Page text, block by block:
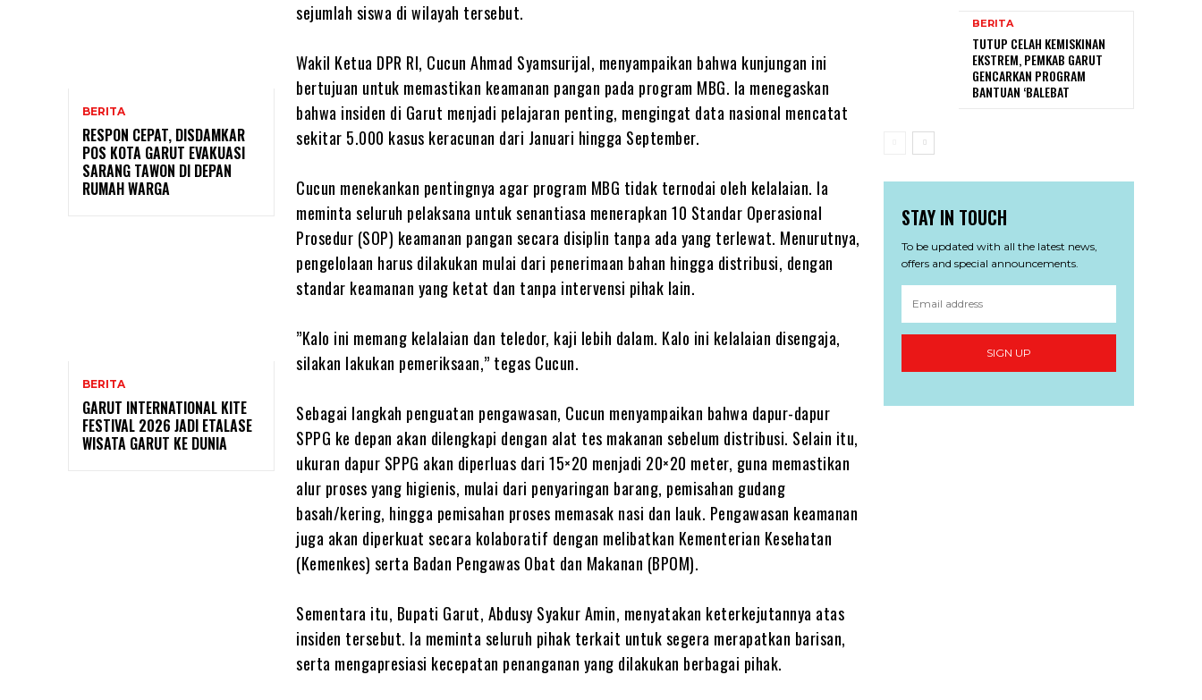
BERITA
RESPON CEPAT, DISDAMKAR
POS KOTA GARUT EVAKUASI
SARANG TAWON DI DEPAN
RUMAH WARGA
BERITA
GARUT INTERNATIONAL KITE
FESTIVAL 2026 JADI ETALASE
WISATA GARUT KE DUNIA
sejumlah siswa di wilayah tersebut.
‎Wakil Ketua DPR RI, Cucun Ahmad Syamsurijal, menyampaikan bahwa kunjungan ini
bertujuan untuk memastikan keamanan pangan pada program MBG. Ia menegaskan
bahwa insiden di Garut menjadi pelajaran penting, mengingat data nasional mencatat
sekitar 5.000 kasus keracunan dari Januari hingga September.
‎Cucun menekankan pentingnya agar program MBG tidak ternodai oleh kelalaian. Ia
meminta seluruh pelaksana untuk senantiasa menerapkan 10 Standar Operasional
Prosedur (SOP) keamanan pangan secara disiplin tanpa ada yang terlewat. Menurutnya,
pengelolaan harus dilakukan mulai dari penerimaan bahan hingga distribusi, dengan
standar keamanan yang ketat dan tanpa intervensi pihak lain.
‎”Kalo ini memang kelalaian dan teledor, kaji lebih dalam. Kalo ini kelalaian disengaja,
silakan lakukan pemeriksaan,” tegas Cucun.
‎Sebagai langkah penguatan pengawasan, Cucun menyampaikan bahwa dapur-dapur
SPPG ke depan akan dilengkapi dengan alat tes makanan sebelum distribusi. Selain itu,
ukuran dapur SPPG akan diperluas dari 15×20 menjadi 20×20 meter, guna memastikan
alur proses yang higienis, mulai dari penyaringan barang, pemisahan gudang
basah/kering, hingga pemisahan proses memasak nasi dan lauk. Pengawasan keamanan
juga akan diperkuat secara kolaboratif dengan melibatkan Kementerian Kesehatan
(Kemenkes) serta Badan Pengawas Obat dan Makanan (BPOM).
‎Sementara itu, Bupati Garut, Abdusy Syakur Amin, menyatakan keterkejutannya atas
insiden tersebut. Ia meminta seluruh pihak terkait untuk segera merapatkan barisan,
serta mengapresiasi kecepatan penanganan yang dilakukan berbagai pihak.
BERITA
TUTUP CELAH KEMISKINAN
EKSTREM, PEMKAB GARUT
GENCARKAN PROGRAM
BANTUAN ‘BALEBAT
STAY IN TOUCH
To be updated with all the latest news,
offers and special announcements.
SIGN UP